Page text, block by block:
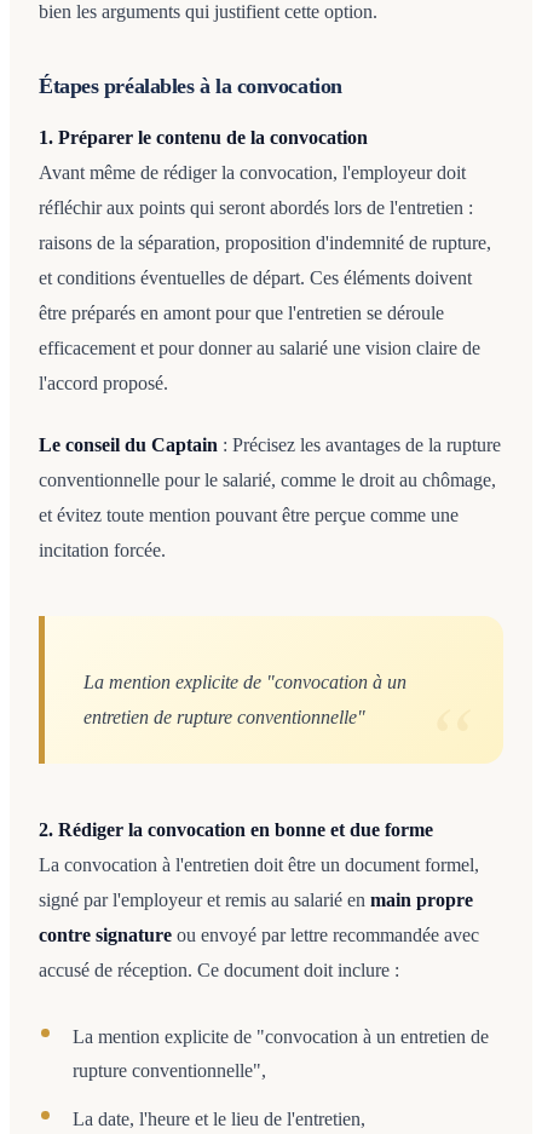
bien les arguments qui justifient cette option.
Étapes préalables à la convocation
1. Préparer le contenu de la convocation
Avant même de rédiger la convocation, l'employeur doit
réfléchir aux points qui seront abordés lors de l'entretien :
raisons de la séparation, proposition d'indemnité de rupture,
et conditions éventuelles de départ. Ces éléments doivent
être préparés en amont pour que l'entretien se déroule
efficacement et pour donner au salarié une vision claire de
l'accord proposé.
Le conseil du Captain : Précisez les avantages de la rupture
conventionnelle pour le salarié, comme le droit au chômage,
et évitez toute mention pouvant être perçue comme une
incitation forcée.
La mention explicite de "convocation à un
entretien de rupture conventionnelle"
2. Rédiger la convocation en bonne et due forme
La convocation à l'entretien doit être un document formel,
signé par l'employeur et remis au salarié en main propre
contre signature ou envoyé par lettre recommandée avec
accusé de réception. Ce document doit inclure :
La mention explicite de "convocation à un entretien de
rupture conventionnelle",
La date, l'heure et le lieu de l'entretien,